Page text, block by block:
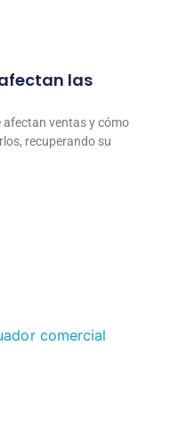
las
afectan ventas y cómo
recuperando su